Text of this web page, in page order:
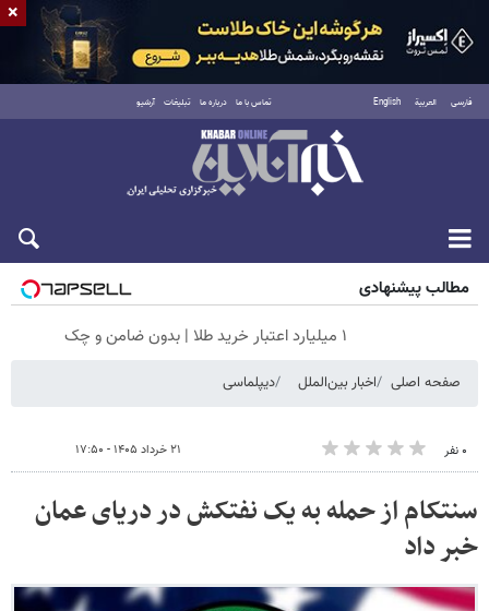
فارسی العربية English تماس با ما درباره ما تبلیغات آرشیو
جمعه ۱۶ مرداد ۱۴۰۵
مطالب پیشنهادی
۱ میلیارد اعتبار خرید طلا | بدون ضامن و چک
صفحه اصلی اخبار بین‌الملل دیپلماسی
۰ نفر ۲۱ خرداد ۱۴۰۵ - ۱۷:۵۰
سنتکام از حمله به یک نفتکش در دریای عمان
خبر داد
×